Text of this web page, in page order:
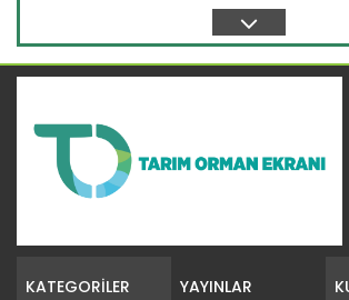
KATEGORİLER YAYINLAR